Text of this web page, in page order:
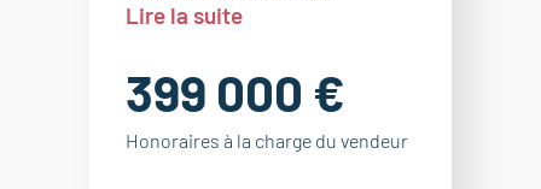
Lire la suite
399 000 €
Honoraires à la charge du vendeur